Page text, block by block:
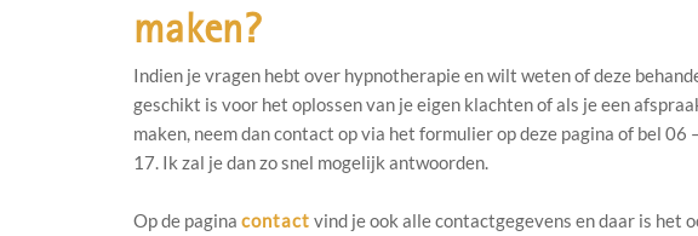
maken?
Indien je vragen hebt over hypnotherapie en wilt weten of deze
geschikt is voor het oplossen van je eigen klachten of als je een
maken, neem dan contact op via het formulier op deze pagina of bel 06
17. Ik zal je dan zo snel mogelijk antwoorden.
Op de pagina contact vind je ook alle contactgegevens en daar is het